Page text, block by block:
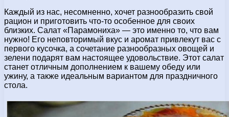
Каждый из нас, несомненно, хочет разнообразить свой
рацион и приготовить что-то особенное для своих
близких. Салат «Парамониха» — это именно то, что вам
нужно! Его неповторимый вкус и аромат привлекут вас с
первого кусочка, а сочетание разнообразных овощей и
зелени подарят вам настоящее удовольствие. Этот салат
станет отличным дополнением к вашему обеду или
ужину, а также идеальным вариантом для праздничного
стола.